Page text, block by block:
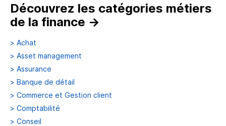
Découvrez les catégories métiers
de la finance →
> Achat
> Asset management
> Assurance
> Banque de détail
> Commerce et Gestion client
> Comptabilité
> Conseil